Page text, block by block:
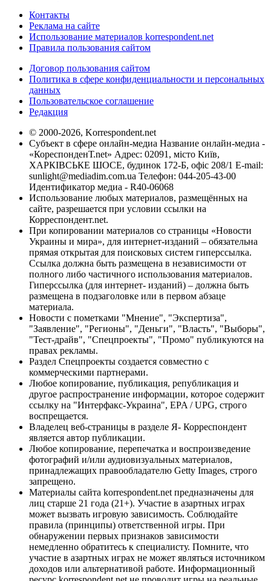
Контакты
Реклама на сайте
Использование материалов korrespondent.net
Правила пользования сайтом
Договор пользования сайтом
Политика в сфере конфиденциальности и персональных
данных
Пользовательское соглашение
Редакция
© 2000-2026, Korrespondent.net
Субъект в сфере онлайн-медиа Название онлайн-медиа -
«КореспонденТ.net» Адрес: 02091, місто Київ,
ХАРКІВСЬКЕ ШОСЕ, будинок 172-Б, офіс 208/1 E-mail:
sunlight@mediadim.com.ua Телефон: 044-205-43-00
Идентификатор медиа - R40-06068
Использование любых материалов, размещённых на
сайте, разрешается при условии ссылки на
Корреспондент.net.
При копировании материалов со страницы «Новости
Украины и мира», для интернет-изданий – обязательна
прямая открытая для поисковых систем гиперссылка.
Ссылка должна быть размещена в независимости от
полного либо частичного использования материалов.
Гиперссылка (для интернет- изданий) – должна быть
размещена в подзаголовке или в первом абзаце
материала.
Новости с пометками "Мнение", "Экспертиза",
"Заявление", "Регионы", "Деньги", "Власть", "Выборы",
"Тест-драйв", "Спецпроекты", "Промо" публикуются на
правах рекламы.
Раздел Спецпроекты создается совместно с
коммерческими партнерами.
Любое копирование, публикация, републикация и
другое распространение информации, которое содержит
ссылку на "Интерфакс-Украина", EPA / UPG, строго
воспрещается.
Владелец веб-страницы в разделе Я- Корреспондент
является автор публикации.
Любое копирование, перепечатка и воспроизведение
фотографий и/или аудиовизуальных материалов,
принадлежащих правообладателю Getty Images, строго
запрещено.
Материалы сайта korrespondent.net предназначены для
лиц старше 21 года (21+). Участие в азартных играх
может вызвать игровую зависимость. Соблюдайте
правила (принципы) ответственной игры. При
обнаружении первых признаков зависимости
немедленно обратитесь к специалисту. Помните, что
участие в азартных играх не может являться источником
доходов или альтернативой работе. Информационный